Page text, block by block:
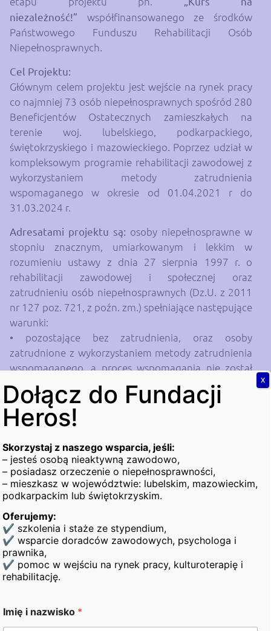
niezależność!” współfinansowanego ze środków
Państwowego Funduszu Rehabilitacji Osób
Niepełnosprawnych.
Cel Projektu:
Głównym celem projektu jest wejście na rynek pracy
co najmniej 73 osób niepełnosprawnych spośród 280
Beneficjentów Ostatecznych zamieszkałych na
terenie woj. lubelskiego, podkarpackiego,
świętokrzyskiego i mazowieckiego. Poprzez udział w
kompleksowym programie rehabilitacji zawodowej z
wykorzystaniem metody zatrudnienia
wspomaganego w okresie od 01.04.2021 r do
31.03.2024 r.
Adresatami projektu są: osoby niepełnosprawne w
stopniu znacznym, umiarkowanym i lekkim w
rozumieniu ustawy z dnia 27 sierpnia 1997 r. o
rehabilitacji zawodowej i społecznej oraz
zatrudnieniu osób niepełnosprawnych (Dz.U. z 2011
nr 127 poz. 721, z poźn. zm.) spełniające następujące
warunki:
• pozostające bez zatrudnienia, oraz osoby
zatrudnione z wykorzystaniem metody zatrudnienia
wspomaganego, a proces wspomagania nie został
zakończony,
• zamieszkujące na terenie województwa
lubelskiego, podkarpackiego, świętokrzyskiego i
mazowieckiego,
• w wieku aktywności zawodowej (tj. osoby, które nie
osiągnęły wieku emerytalnego).
W ramach projektu Uczestnicy będą mogli
skorzystać bezpłatnie
z następujących form wsparcia:
• diagnozie potrzeb i przygotowanie Indywidualnego
Planu Działania;
• kryzysowego Punktu Informacji Zawodowej;
• treningu rozwoju społeczno-zawodowego;
• poradnictwa prawnego;
• poradnictwa psychologicznego;
Dołącz do Fundacji
Heros!
Skorzystaj z naszego wsparcia, jeśli:
– jesteś osobą nieaktywną zawodowo,
– posiadasz orzeczenie o niepełnosprawności,
– mieszkasz w województwie: lubelskim, mazowieckim,
podkarpackim lub świętokrzyskim.
Oferujemy:
✔ szkolenia i staże ze stypendium,
✔ wsparcie doradców zawodowych, psychologa i
prawnika,
✔ pomoc w wejściu na rynek pracy, kulturoterapię i
rehabilitację.
Imię i nazwisko *
X